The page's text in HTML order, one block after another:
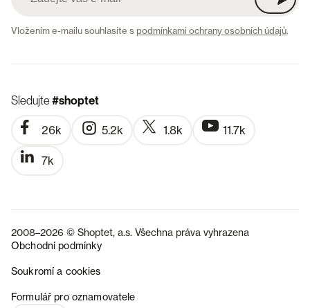
Vložením e-mailu souhlasíte spodmínkami ochrany osobních údajů.
Sledujte#shoptet
26k 5.2k 1.8k 11.7k
7k
2008–2026 © Shoptet, a.s. Všechna práva vyhrazena
Obchodní podmínky
Soukromí a cookies
Formulář pro oznamovatele